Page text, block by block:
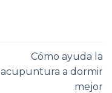
Cómo ayuda la
acupuntura a dormir
mejor